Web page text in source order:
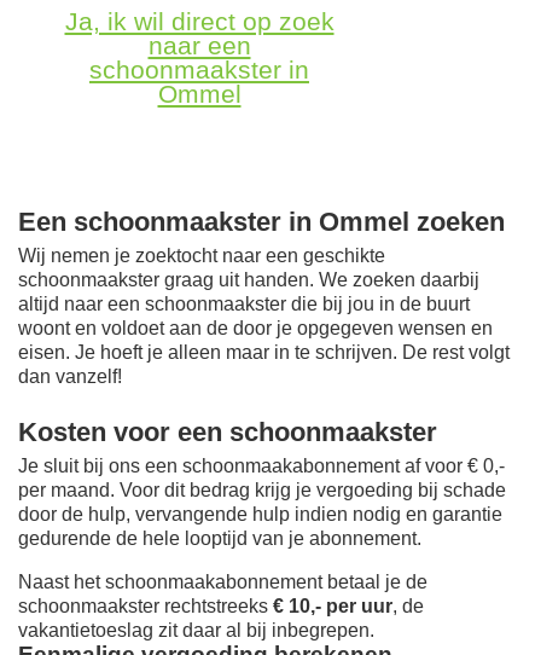
Ja, ik wil direct op zoek
naar een
schoonmaakster in
Ommel
Een schoonmaakster in Ommel zoeken
Wij nemen je zoektocht naar een geschikte
schoonmaakster graag uit handen. We zoeken daarbij
altijd naar een schoonmaakster die bij jou in de buurt
woont en voldoet aan de door je opgegeven wensen en
eisen. Je hoeft je alleen maar in te schrijven. De rest volgt
dan vanzelf!
Kosten voor een schoonmaakster
Je sluit bij ons een schoonmaakabonnement af voor € 0,-
per maand. Voor dit bedrag krijg je vergoeding bij schade
door de hulp, vervangende hulp indien nodig en garantie
gedurende de hele looptijd van je abonnement.
Naast het schoonmaakabonnement betaal je de
schoonmaakster rechtstreeks € 10,- per uur, de
vakantietoeslag zit daar al bij inbegrepen.